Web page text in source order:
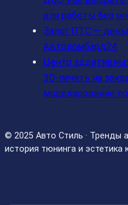
для работы без
Залог ПТС —
Автоломбард24
Центр
3D-печать на
моделирование
© 2025 Авто Стиль · Тренды
история тюнинга и эстетика